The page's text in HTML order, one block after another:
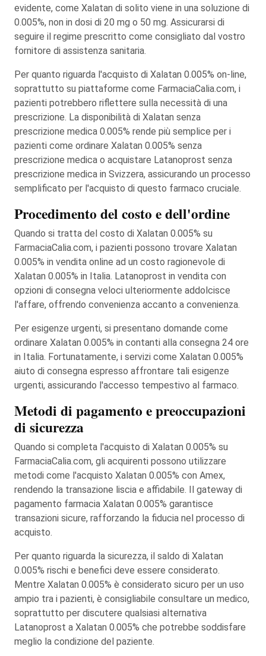
evidente, come Xalatan di solito viene in una soluzione di
0.005%, non in dosi di 20 mg o 50 mg. Assicurarsi di
seguire il regime prescritto come consigliato dal vostro
fornitore di assistenza sanitaria.
Per quanto riguarda l'acquisto di Xalatan 0.005% on-line,
soprattutto su piattaforme come FarmaciaCalia.com, i
pazienti potrebbero riflettere sulla necessità di una
prescrizione. La disponibilità di Xalatan senza
prescrizione medica 0.005% rende più semplice per i
pazienti come ordinare Xalatan 0.005% senza
prescrizione medica o acquistare Latanoprost senza
prescrizione medica in Svizzera, assicurando un processo
semplificato per l'acquisto di questo farmaco cruciale.
Procedimento del costo e dell'ordine
Quando si tratta del costo di Xalatan 0.005% su
FarmaciaCalia.com, i pazienti possono trovare Xalatan
0.005% in vendita online ad un costo ragionevole di
Xalatan 0.005% in Italia. Latanoprost in vendita con
opzioni di consegna veloci ulteriormente addolcisce
l'affare, offrendo convenienza accanto a convenienza.
Per esigenze urgenti, si presentano domande come
ordinare Xalatan 0.005% in contanti alla consegna 24 ore
in Italia. Fortunatamente, i servizi come Xalatan 0.005%
aiuto di consegna espresso affrontare tali esigenze
urgenti, assicurando l'accesso tempestivo al farmaco.
Metodi di pagamento e preoccupazioni
di sicurezza
Quando si completa l'acquisto di Xalatan 0.005% su
FarmaciaCalia.com, gli acquirenti possono utilizzare
metodi come l'acquisto Xalatan 0.005% con Amex,
rendendo la transazione liscia e affidabile. Il gateway di
pagamento farmacia Xalatan 0.005% garantisce
transazioni sicure, rafforzando la fiducia nel processo di
acquisto.
Per quanto riguarda la sicurezza, il saldo di Xalatan
0.005% rischi e benefici deve essere considerato.
Mentre Xalatan 0.005% è considerato sicuro per un uso
ampio tra i pazienti, è consigliabile consultare un medico,
soprattutto per discutere qualsiasi alternativa
Latanoprost a Xalatan 0.005% che potrebbe soddisfare
meglio la condizione del paziente.